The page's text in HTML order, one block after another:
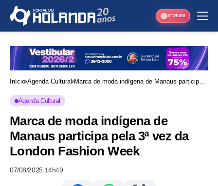
STORIES
Início Agenda Cultural Marca de moda indígena de Manaus participa
Agenda Cultural
Marca de moda indígena de
Manaus participa pela 3ª vez da
London Fashion Week
07/08/2025 14h49